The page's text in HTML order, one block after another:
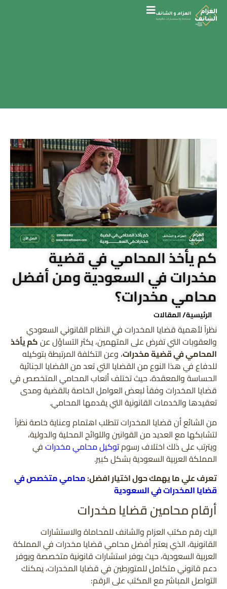
كم يأخذ المحامي في قضية
مخدرات في السعودية ومن أفضل
محامي مخدرات؟
الرئيسية/ المقالات
نظراً لأهمية قضايا المخدرات في النظام القانوني السعودي
والعقوبات التي تفرض على المتهمين، يكثر التساؤل عنكم يأخذ
المحامي في قضية مخدرات، وعن التكلفة المرتبطة بتوكيله
للدفاع في هذا النوع من القضايا التي تعد من القضايا الجنائية
الحساسة والمعقدة، حيث تختلف أتعاب المحامي المتخصص في
قضايا المخدرات وفقاً لبعض العوامل الخاصة بالقضية ومدى
تعقيدها والخدمات القانونية التي يقدمها المحامي.
من الشائع أن قضايا المخدرات تتطلب اهتمام وعناية خاصة نظراً
لتشابكها مع العديد من القوانين واللوائح المحلية والدولية،
ويترتب على ذلك اختلاف رسومتوكيل محامي مخدراتفي
المملكة العربية السعودية بشكل كبير.
تعرف علي ما يهمك حول اختيار افضل:محامي متخصص في
قضايا المخدرات في السعودية
أرقام محامين قضايا مخدرات
اليك رقم مكتب العزام والشانف للمحاماة والاستشارات
القانونية، الذي يعتبر أفضل محامي قضايا مخدرات في المملكة
العربية السعودية، حيث يوفر استشارات قانونية متخصصة ويوفر
دعم قانوني متكامل للمتورطين في قضايا المخدرات، يمكنك
التواصل المباشر مع المكتب على الرقم: